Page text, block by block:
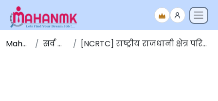
Maha NMK सर्व जाहिराती [NCRTC] राष्ट्रीय राजधानी क्षेत्र परिवहन महामंडळ भरती 2025